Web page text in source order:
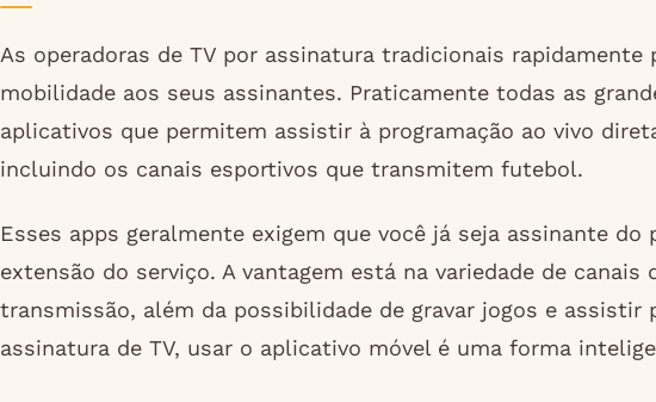
As operadoras de TV por assinatura tradicionais rapidamente
mobilidade aos seus assinantes. Praticamente todas as
aplicativos que permitem assistir à programação ao vivo
incluindo os canais esportivos que transmitem futebol.
Esses apps geralmente exigem que você já seja assinante
extensão do serviço. A vantagem está na variedade de canais
transmissão, além da possibilidade de gravar jogos e assistir
assinatura de TV, usar o aplicativo móvel é uma forma